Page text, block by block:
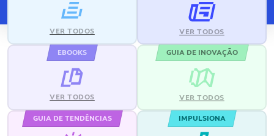
VER TODOS VER TODOS
EBOOKS
VER TODOS
GUIA DE INOVAÇÃO
VER TODOS
GUIA DE TENDÊNCIAS IMPULSIONA